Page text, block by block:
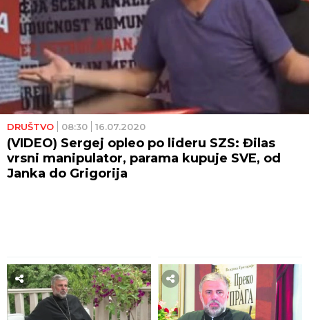
DRUŠTVO 08:30 16.07.2020
(VIDEO) Sergej opleo po lideru SZS: Đilas
vrsni manipulator, parama kupuje SVE, od
Janka do Grigorija